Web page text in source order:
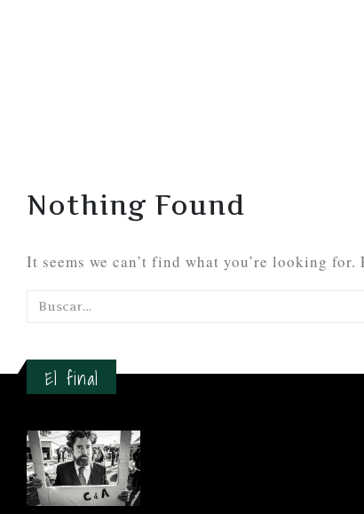
Nothing Found
It seems we can’t find what you’re looking for.
El final